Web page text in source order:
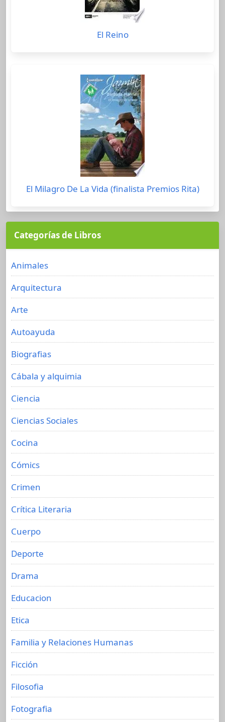
El Reino
El Milagro De La Vida (finalista Premios Rita)
Categorías de Libros
Animales
Arquitectura
Arte
Autoayuda
Biografias
Cábala y alquimia
Ciencia
Ciencias Sociales
Cocina
Cómics
Crimen
Crítica Literaria
Cuerpo
Deporte
Drama
Educacion
Etica
Familia y Relaciones Humanas
Ficción
Filosofia
Fotografia